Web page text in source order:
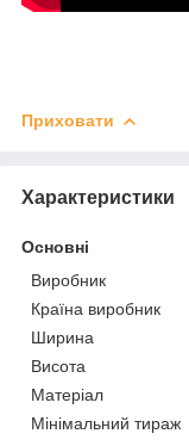
Приховати
Характеристики
Основні
Виробник
Країна виробник
Ширина
Висота
Матеріал
Мінімальний тираж